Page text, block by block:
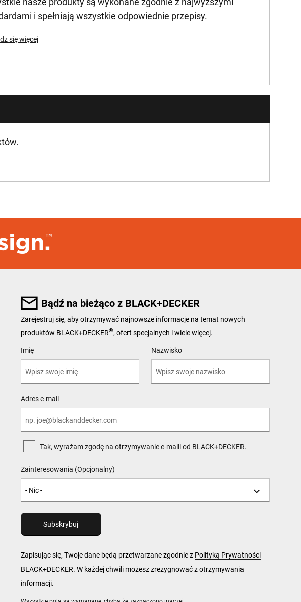
i spełniają wszystkie odpowiednie przepisy.
się więcej
Bądź na bieżąco z BLACK+DECKER
Zarejestruj się, aby otrzymywać najnowsze informacje na temat nowych
produktów BLACK+DECKER®, ofert specjalnych i wiele więcej.
User Details
Imię Nazwisko
Adres e-mail
Tak, wyrażam zgodę na otrzymywanie e-maili od BLACK+DECKER.
Zainteresowania (Opcjonalny)
Zapisując się, Twoje dane będą przetwarzane zgodnie z Polityką Prywatności
BLACK+DECKER. W każdej chwili możesz zrezygnować z otrzymywania
informacji.